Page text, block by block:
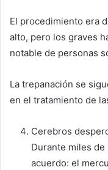
El procedimiento era
alto, pero los graves
notable de personas
La trepanación se
en el tratamiento de
Cerebros
Durante miles
acuerdo: el